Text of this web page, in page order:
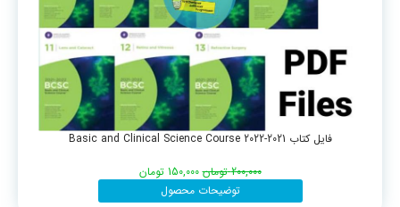
فایل کتاب Basic and Clinical Science Course 2022-2021
200,000 تومان 150,000 تومان
توضیحات محصول